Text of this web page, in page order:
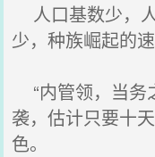
人口基数少，
少，种族崛起的
“内管领，当务
袭，估计只要十
色。